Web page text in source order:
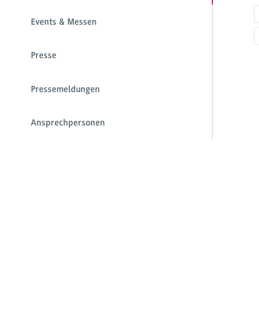
Events & Messen
Presse
Pressemeldungen
Ansprechpersonen